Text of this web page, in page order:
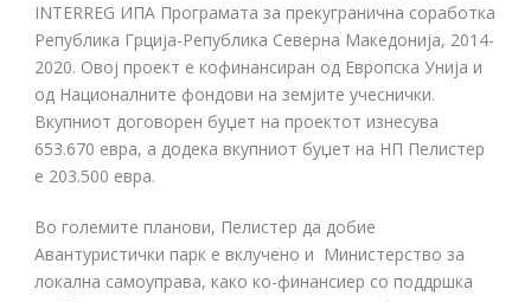
INTERREG ИПА Програмата за прекугранична соработка
Република Грција-Република Северна Македонија, 2014-
2020. Овој проект е кофинансиран од Европска Унија и
од Националните фондови на земјите учеснички.
Вкупниот договорен буџет на проектот изнесува
653.670 евра, а додека вкупниот буџет на НП Пелистер
е 203.500 евра.
Во големите планови, Пелистер да добие
Авантуристички парк е вклучено и Министерство за
локална самоуправа, како ко-финансиер со поддршка